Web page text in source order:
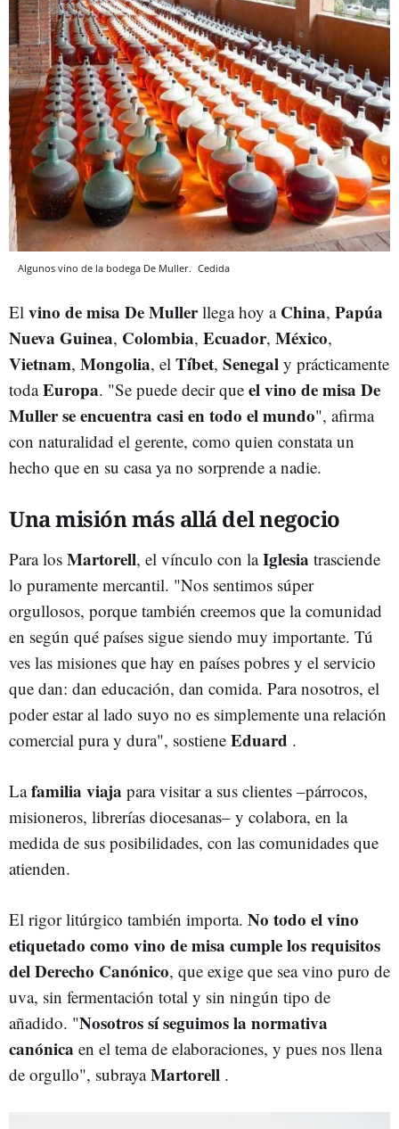
Algunos vino de la bodega De Muller. Cedida
El vino de misa De Mullerllega hoy a China, Papúa
Nueva Guinea, Colombia, Ecuador, México,
Vietnam, Mongolia, el Tíbet, Senegal y prácticamente
todaEuropa. "Se puede decir que el vino de misa De
Muller se encuentra casi en todo el mundo", afirma
con naturalidad el gerente, como quien constata un
hecho que en su casa ya no sorprende a nadie.
Una misión más allá del negocio
Para los Martorell, el vínculo con laIglesia trasciende
lo puramente mercantil. "Nos sentimos súper
orgullosos, porque también creemos que la comunidad
en según qué países sigue siendo muy importante. Tú
ves las misiones que hay en países pobres y el servicio
que dan: dan educación, dan comida. Para nosotros, el
poder estar al lado suyo no es simplemente una relación
comercial pura y dura", sostiene Eduard .
Lafamilia viaja para visitar a sus clientes –párrocos,
misioneros, librerías diocesanas– y colabora, en la
medida de sus posibilidades, con las comunidades que
atienden.
El rigor litúrgico también importa. No todo el vino
etiquetado como vino de misa cumple los requisitos
del Derecho Canónico, que exige que sea vino puro de
uva, sin fermentación total y sin ningún tipo de
añadido. "Nosotros sí seguimos la normativa
canónica en el tema de elaboraciones, y pues nos llena
de orgullo", subrayaMartorell .